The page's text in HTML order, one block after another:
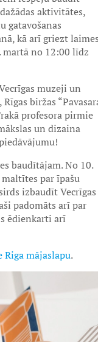
aktivitātes,
gatavošanas
kā arī griezt
martā no 12:00 līdz
muzeji un
biržas
profesora pirmie
un dizaina
baudītājam. No 10.
par īpašu
izbaudīt Vecrīgas
padomāts arī par
ēdienkarti arī
Riga mājaslapu.